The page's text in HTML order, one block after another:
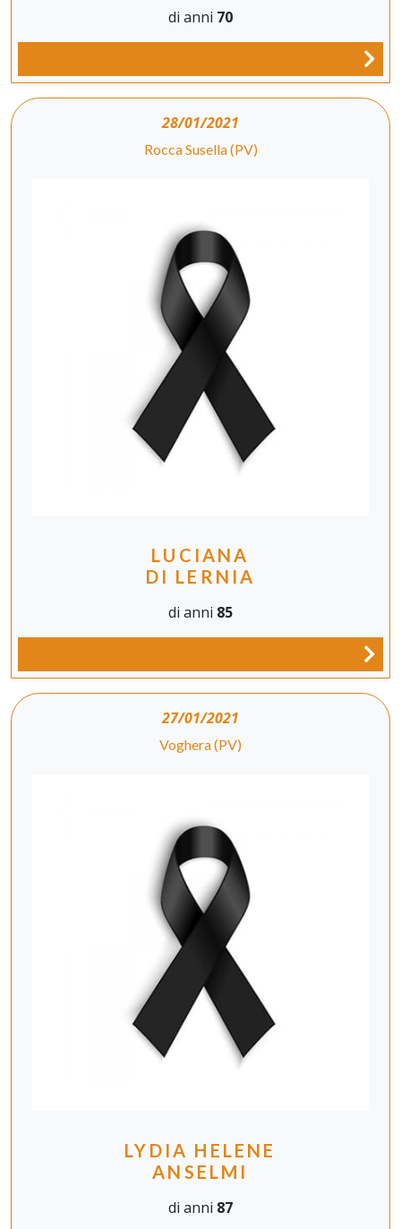
di anni 70
28/01/2021
Rocca Susella (PV)
LUCIANA
DI LERNIA
di anni 85
27/01/2021
Voghera (PV)
LYDIA HELENE
ANSELMI
di anni 87